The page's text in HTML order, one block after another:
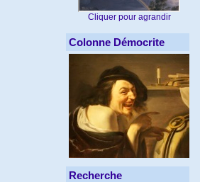
Cliquer pour agrandir
Colonne Démocrite
Recherche